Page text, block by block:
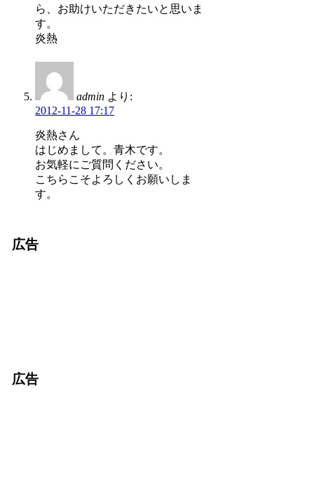
ら、お助けいただきたいと思いま
す。
炎熱
admin より:
2012-11-28 17:17
炎熱さん
はじめまして。青木です。
お気軽にご質問ください。
こちらこそよろしくお願いしま
す。
広告
広告